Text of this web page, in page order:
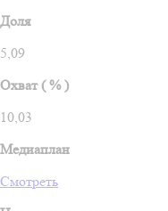
Доля
5,09
Охват ( % )
10,03
Медиаплан
Смотреть